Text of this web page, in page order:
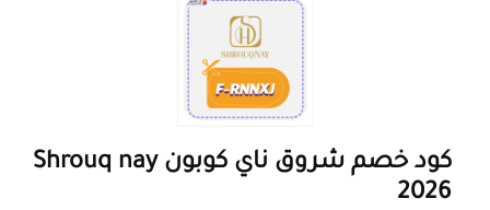
كود خصم شروق ناي كوبون Shrouq nay
2026